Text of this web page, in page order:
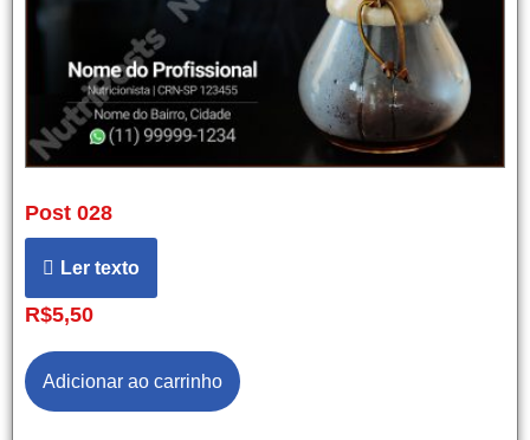
Post 028
Ler texto
R$5,50
Adicionar ao carrinho